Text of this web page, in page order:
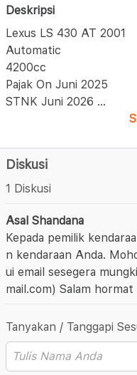
Deskripsi
Lexus LS 430 AT 2001
Automatic
4200cc
Pajak On Juni 2025
STNK Juni 2026 ...
Diskusi
1 Diskusi
Asal Shandana
Kepada pemilik
n kendaraan Anda.
ui email sesegera
mail.com) Salam hormat
Tanyakan / Tanggapi